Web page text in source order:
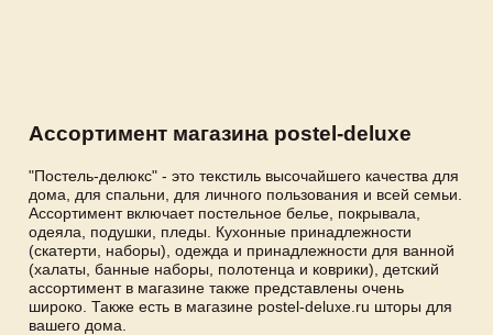
Ассортимент магазина postel-deluxe
"Постель-делюкс" - это текстиль высочайшего качества для
дома, для спальни, для личного пользования и всей семьи.
Ассортимент включает постельное белье, покрывала,
одеяла, подушки, пледы. Кухонные принадлежности
(скатерти, наборы), одежда и принадлежности для ванной
(халаты, банные наборы, полотенца и коврики), детский
ассортимент в магазине также представлены очень
широко. Также есть в магазине postel-deluxe.ru шторы для
вашего дома.